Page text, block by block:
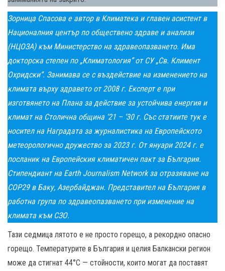
Зорница Спасова е автор в Климатека и главен асистент в
Националния център по обществено здраве и анализи
(НЦОЗА) към Министерство на здравеопазването. Има
докторска степен по „Климатология” от СУ „Св. Климент
Охридски“. Занимава се с въздействие на изменението на
климата върху здравето от 2008 г. Експерт е при
изготвянето на Плана за действие за устойчива енергия и
климат на Столична община ‘21 – ‘30 г. Със статиите тук е
носител на Наградата за журналистика на Европейското
метеорологично дружество за 2023 г. От януари 2024 г. е
посланик на Европейския климатичен пакт за България.
Стипендиант на Earth Journalism Network за отразяване на
СОР29 в Баку, Азербайджан. Представител на България в
работна група по здравеопазването при изменение на
климата към СЗО.
Тази седмица лятото е не просто горещо, а рекордно опасно
горещо. Температурите в България и целия Балкански регион
може да стигнат 44°C — стойности, които могат да поставят